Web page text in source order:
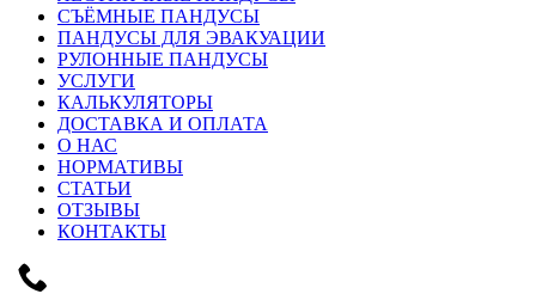
СЪЁМНЫЕ ПАНДУСЫ
ПАНДУСЫ ДЛЯ ЭВАКУАЦИИ
РУЛОННЫЕ ПАНДУСЫ
УСЛУГИ
КАЛЬКУЛЯТОРЫ
ДОСТАВКА И ОПЛАТА
О НАС
НОРМАТИВЫ
СТАТЬИ
ОТЗЫВЫ
КОНТАКТЫ